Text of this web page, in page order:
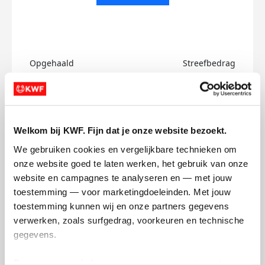
Welkom bij KWF. Fijn dat je onze website bezoekt.
We gebruiken cookies en vergelijkbare technieken om
onze website goed te laten werken, het gebruik van onze
website en campagnes te analyseren en — met jouw
toestemming — voor marketingdoeleinden. Met jouw
toestemming kunnen wij en onze partners gegevens
verwerken, zoals surfgedrag, voorkeuren en technische
gegevens.
Opgehaald
€0
Streefbedrag
€500
Koen's badges